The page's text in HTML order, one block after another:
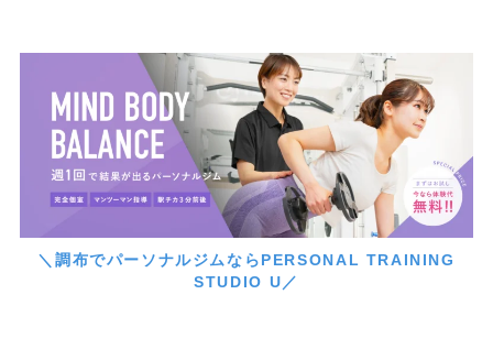
＼調布でパーソナルジムならPERSONAL TRAINING
STUDIO U／